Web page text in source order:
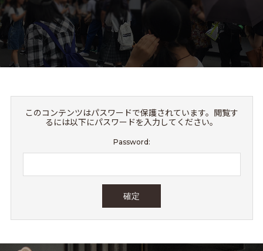
このコンテンツはパスワードで保護されています。閲覧す
るには以下にパスワードを入力してください。
Password: